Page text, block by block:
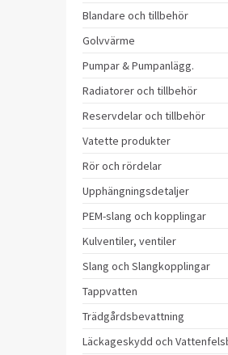
Blandare och tillbehör
Golvvärme
Pumpar & Pumpanlägg.
Radiatorer och tillbehör
Reservdelar och tillbehör
Vatette produkter
Rör och rördelar
Upphängningsdetaljer
PEM-slang och kopplingar
Kulventiler, ventiler
Slang och Slangkopplingar
Tappvatten
Trädgårdsbevattning